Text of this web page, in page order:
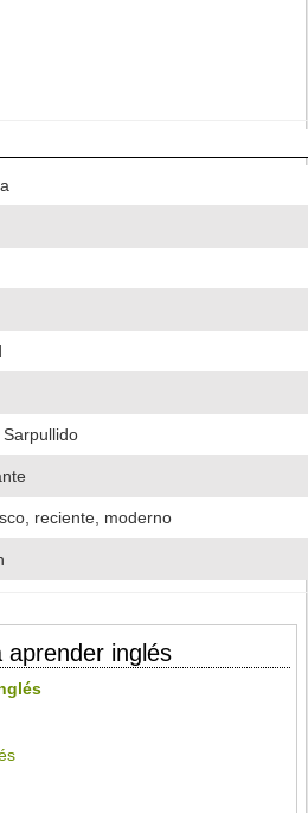
reciente, moderno
inglés